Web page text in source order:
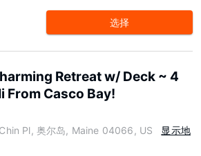
选择
Retreat w/ Deck ~ 4
From Casco Bay!
Pl, 奥尔岛, Maine 04066, US
显示地